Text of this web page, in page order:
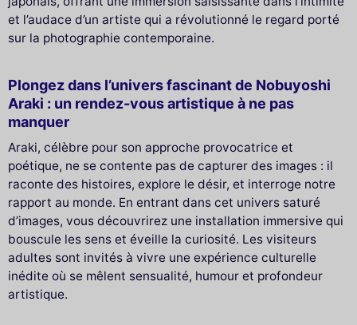
et l’audace d’un artiste qui a révolutionné le regard porté
sur la photographie contemporaine.
Plongez dans l’univers fascinant de Nobuyoshi
Araki : un rendez-vous artistique à ne pas
manquer
Araki, célèbre pour son approche provocatrice et
poétique, ne se contente pas de capturer des images : il
raconte des histoires, explore le désir, et interroge notre
rapport au monde. En entrant dans cet univers saturé
d’images, vous découvrirez une installation immersive qui
bouscule les sens et éveille la curiosité. Les visiteurs
adultes sont invités à vivre une expérience culturelle
inédite où se mêlent sensualité, humour et profondeur
artistique.